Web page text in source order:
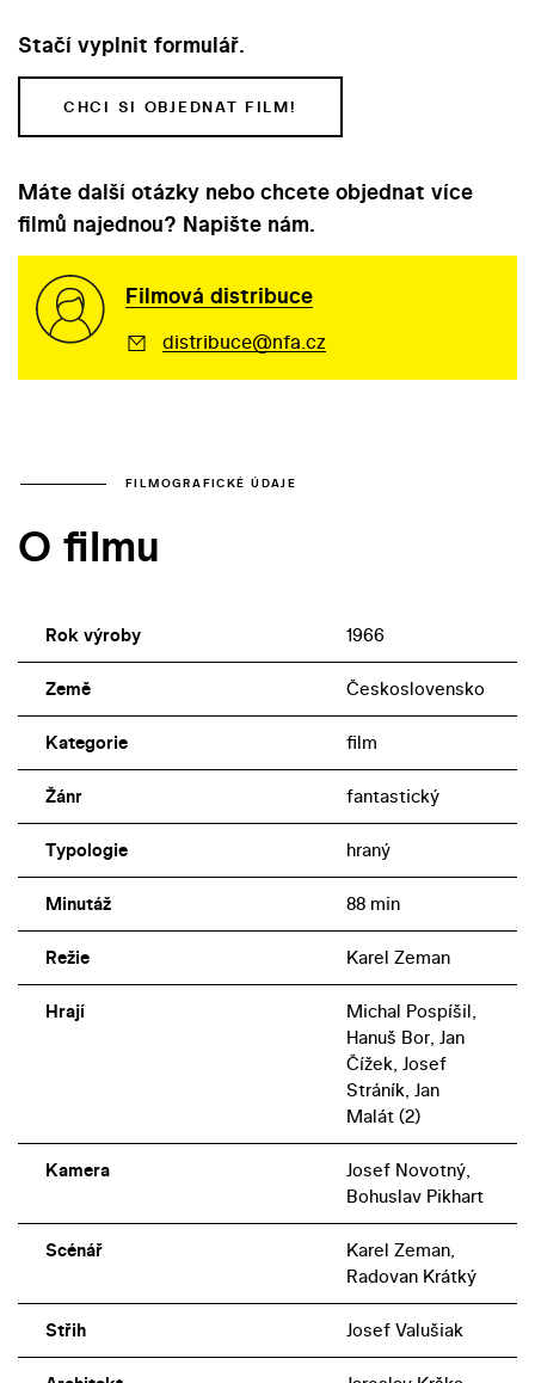
Stačí vyplnit formulář.
CHCI SI OBJEDNAT FILM!
Máte další otázky nebo chcete objednat více
filmů najednou? Napište nám.
Filmová distribuce
distribuce@nfa.cz
FILMOGRAFICKÉ ÚDAJE
O filmu
Rok výroby 1966
Země Československo
Kategorie film
Žánr fantastický
Typologie hraný
Minutáž 88 min
Režie Karel Zeman
Hrají
Michal Pospíšil,
Hanuš Bor, Jan
Čížek, Josef
Stráník, Jan
Malát (2)
Kamera
Josef Novotný,
Bohuslav Pikhart
Scénář
Karel Zeman,
Radovan Krátký
Střih Josef Valušiak